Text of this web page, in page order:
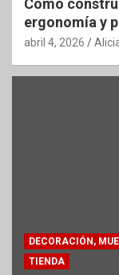
Cómo
ergonomía y
abril 4, 2026
DECORACIÓN,
TIENDA